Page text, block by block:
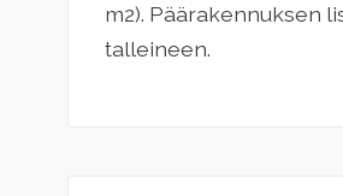
m2). Päärakennuksen
talleineen.